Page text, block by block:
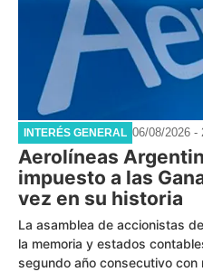
INTERÉS GENERAL 06/08/2026 -
Aerolíneas
impuesto a las
vez en su historia
La asamblea de accionistas
la memoria y estados
segundo año consecutivo